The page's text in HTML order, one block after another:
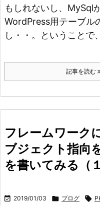
もしれないし、MySql
WordPress用テーブル
し・・。
ということ
記事を読む
フレームワーク
ブジェクト指向
を書いてみる（１
 2019/01/03  ブログ 